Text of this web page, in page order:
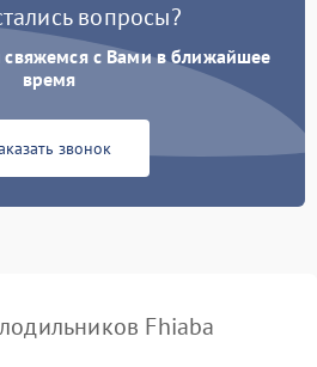
1800 ₽ Подробнее →
2000 ₽ Подробнее →
вопросы?
свяжемся с Вами в ближайшее
время
звонок
Fhiaba